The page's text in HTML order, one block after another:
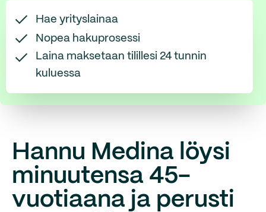
Hae yrityslainaa
Nopea hakuprosessi
Laina maksetaan tilillesi 24 tunnin
kuluessa
Hannu Medina löysi
minuutensa 45-
vuotiaana ja perusti